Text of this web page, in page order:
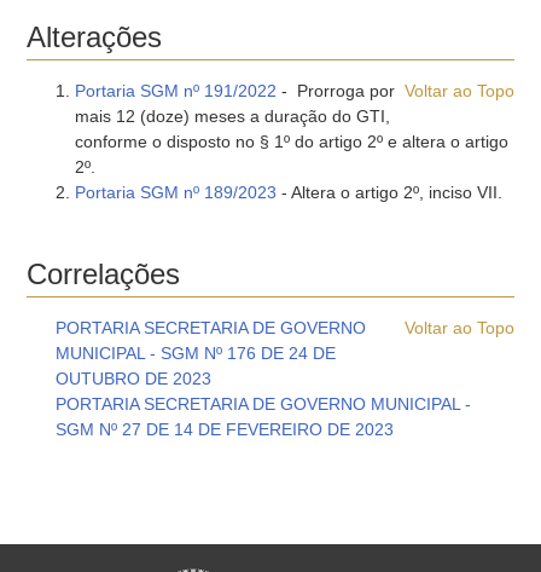
Alterações
Voltar ao Topo
Portaria SGM nº 191/2022 - Prorroga por
mais 12 (doze) meses a duração do GTI,
conforme o disposto no § 1º do artigo 2º e altera o artigo
2º.
Portaria SGM nº 189/2023 - Altera o artigo 2º, inciso VII.
Correlações
Voltar ao Topo
PORTARIA SECRETARIA DE GOVERNO
MUNICIPAL - SGM Nº 176 DE 24 DE
OUTUBRO DE 2023
PORTARIA SECRETARIA DE GOVERNO MUNICIPAL -
SGM Nº 27 DE 14 DE FEVEREIRO DE 2023